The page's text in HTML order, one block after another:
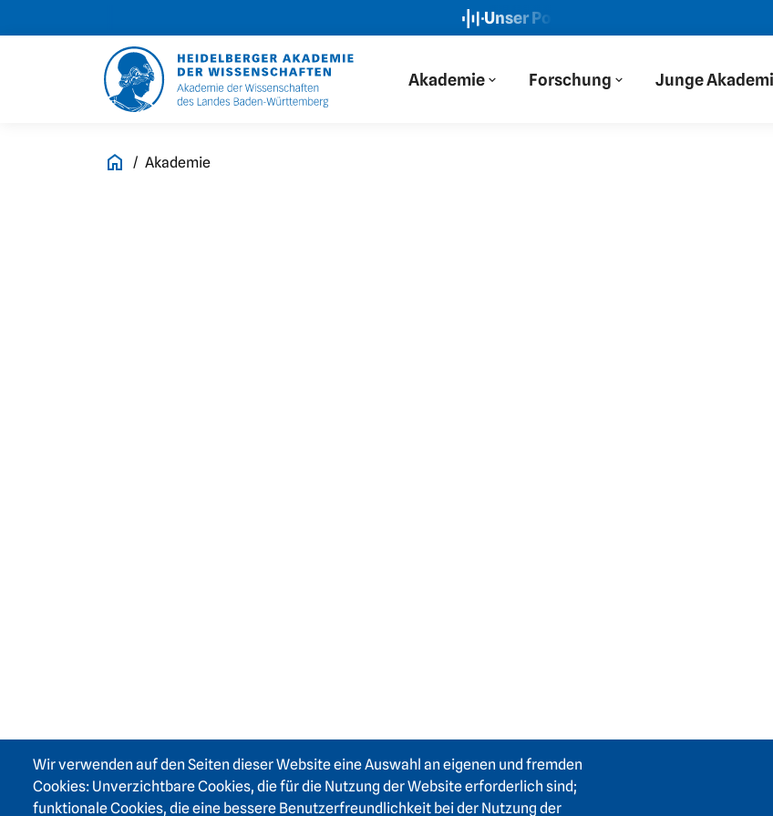
Wir verwenden auf den Seiten dieser Website eine Auswahl an eigenen und fremden
Cookies: Unverzichtbare Cookies, die für die Nutzung der Website erforderlich sind;
funktionale Cookies, die eine bessere Benutzerfreundlichkeit bei der Nutzung der
Unser Podcast: Der Blaue Salon Neue
Akademie Forschung Junge
Akademie